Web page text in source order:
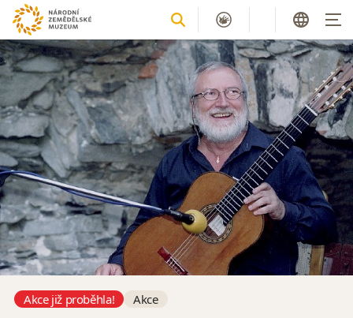
Akce již proběhla! Akce